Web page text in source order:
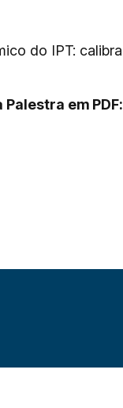
do IPT:
em PDF: